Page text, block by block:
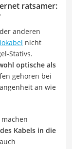
ratsamer:
anderen
nicht
Stativs.
optische als
gehören bei
an wie
Kabels in die